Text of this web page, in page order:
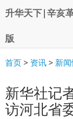
升华天下|辛亥
版
首页> 资讯> 新
新华社记
访河北省